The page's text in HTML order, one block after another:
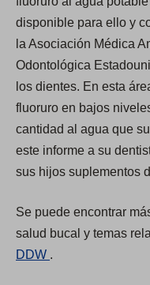
disponible para ello y
la Asociación Médica
Odontológica
los dientes. En esta
fluoruro en bajos
cantidad al agua que
este informe a su
sus hijos suplementos
Se puede encontrar
salud bucal y temas
DDW .